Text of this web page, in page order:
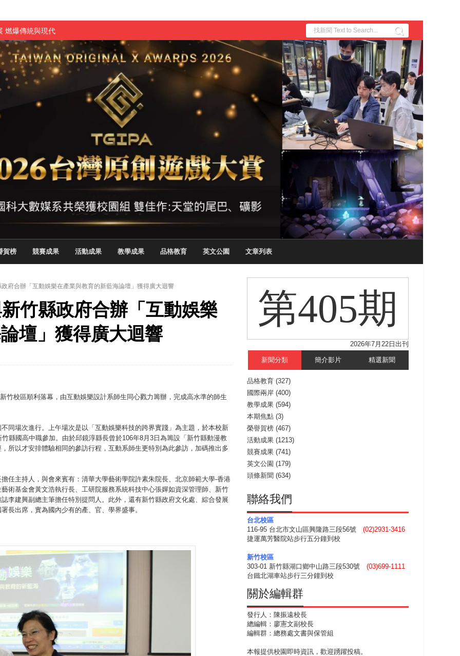
遊戲大賞雙佳作
專廣播詞競賽英文組佳作
型與數位正義
比賽」成績出爐
」 點亮智慧金融時代的跨域新局
影展最高榮譽白金獎
實務專題競賽第一名
2026 TSID 提出具體舊建築再利用提案
校院電腦動畫競賽嶄露頭角
大雙校區學生會全國賽勇奪佳績
」與「Wwise」雙認證
飲管家獲全國第二名
與青年學子溫馨對談 傳遞品格與智慧力量
生蛻變成金融新星
燃爆傳統與現代
賀榜 競賽成果 活動成果 教學成果 品格教育 英文公園 文章列表
府合辦「互動娛樂在產業與教育的新藍海論壇」獲得廣大迴響
竹縣政府合辦「互動娛樂
壇」獲得廣大迴響
竹校區順利落幕，由互動娛樂設計系師生同心戮力籌辦，完成高水準的師生
同場次進行。上午場次是以「互動娛樂科技的跨界實踐」為主題，於本校新
縣國高中職參加。由於邱鏡淳縣長曾於106年8月3日為籌設「新竹縣動漫教
所以才安排體驗相同的參訪行程，互動系師生更特別為此參訪，加碼推出多
任主持人，與會來賓有：清華大學藝術學院許素朱院長、北京師範大學-香港
術基金會黃文浩執行長、工研院服務系統科技中心張嬋如資深管理師、新竹
李建興副總主筆擔任特別提問人。此外，還有新竹縣政府文化處、綜合發展
長出席，實為國內少有的產、官、學界盛事。
第405期
2026年7月22日出刊
新聞分類 簡介影片 精選新聞
品格教育 (327)
國際兩岸 (400)
教學成果 (594)
本期焦點 (3)
榮譽賀榜 (467)
活動成果 (1213)
競賽成果 (741)
英文公園 (179)
頭條新聞 (634)
聯絡我們
台北校區
116-95 台北市文山區興隆路三段56號 (02)2931-3416
捷運萬芳醫院站步行五分鐘到校
新竹校區
303-01 新竹縣湖口鄉中山路三段530號 (03)699-1111
台鐵北湖車站步行三分鐘到校
關於編輯群
發行人：陳振遠校長
總編輯：廖憲文副校長
編輯群：總務處文書與保管組
本報提供校園即時資訊，歡迎踴躍投稿。